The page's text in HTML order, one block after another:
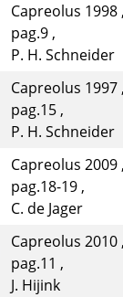
Capreolus 1998
pag.9 ,
P. H. Schneider
Capreolus 1997
pag.15 ,
P. H. Schneider
Capreolus 2009
pag.18-19 ,
C. de Jager
Capreolus 2010
pag.11 ,
J. Hijink